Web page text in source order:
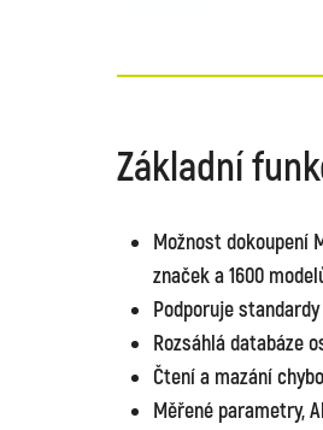
Základní
Možnost dokoupení
značek a 1600
Podporuje standardy
Rozsáhlá databáze
Čtení a mazání
Měřené parametry,